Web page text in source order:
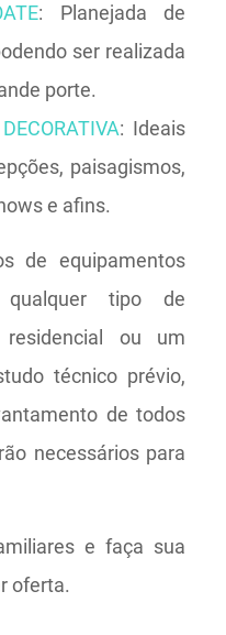
: Planejada de
ser realizada
porte.
: Ideais
paisagismos,
e afins.
de equipamentos
tipo de
ou um
técnico prévio,
de todos
necessários para
e faça sua
oferta.